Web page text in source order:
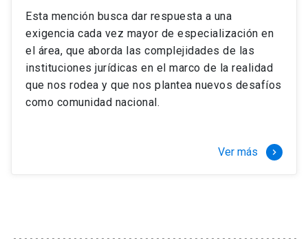
Esta mención busca dar respuesta a una
exigencia cada vez mayor de especialización en
el área, que aborda las complejidades de las
instituciones jurídicas en el marco de la realidad
que nos rodea y que nos plantea nuevos desafíos
como comunidad nacional.
Ver más keyboard_arrow_right